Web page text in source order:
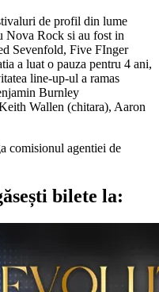
de profil din lume
Nova Rock si au fost in
Sevenfold, Five FInger
a luat o pauza pentru 4 ani,
line-up-ul a ramas
Burnley
Wallen (chitara), Aaron
comisionul agentiei de
bilete la: